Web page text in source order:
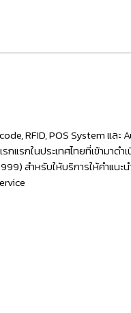
RFID, POS System แล
รกในประเทศไทยที่เข้ามาดำ
สำหรับให้บริการให้คำแน